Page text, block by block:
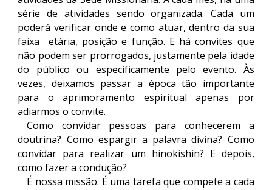
série de atividades sendo organizada. Cada um
poderá verificar onde e como atuar, dentro da sua
faixa etária, posição e função. E há convites que
não podem ser prorrogados, justamente pela idade
do público ou especificamente pelo evento. Às
vezes, deixamos passar a época tão importante
para o aprimoramento espiritual apenas por
adiarmos o convite.
Como convidar pessoas para conhecerem a
doutrina? Como espargir a palavra divina? Como
convidar para realizar um hinokishin? E depois,
como fazer a condução?
É nossa missão. É uma tarefa que compete a cada